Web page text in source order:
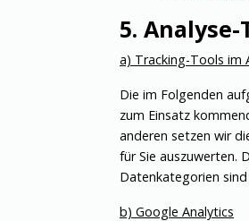
5. Analyse-
a) Tracking-Tools im
Die im Folgenden
zum Einsatz
anderen setzen wir
für Sie auszuwerten.
Datenkategorien
b) Google Analytics